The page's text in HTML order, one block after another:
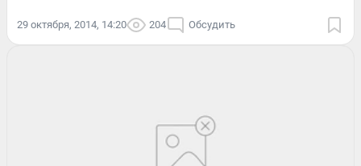
29 октября, 2014, 14:20 204 Обсудить